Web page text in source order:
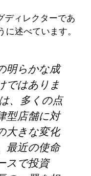
ディレクターであ
に述べています。
明らかな成
ではありま
、多くの点
型店舗に対
大きな変化
最近の使命
スで投資